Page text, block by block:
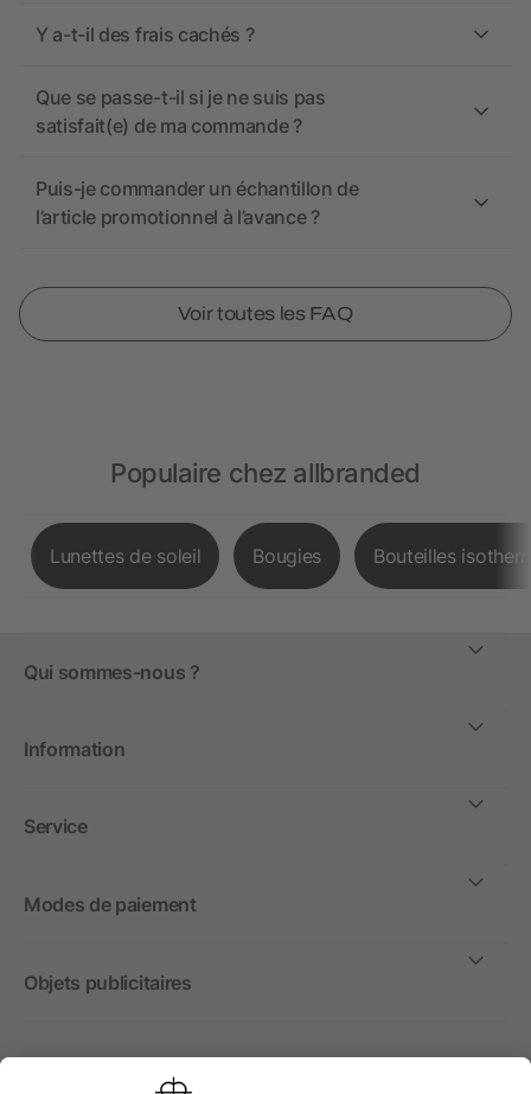
Y a-t-il des frais cachés ?
Que se passe-t-il si je ne suis pas
satisfait(e) de ma commande ?
Puis-je commander un échantillon de
l’article promotionnel à l’avance ?
Voir toutes les FAQ
Populaire chez allbranded
Lunettes de soleil Bougies Bouteilles
Qui sommes-nous ?
Information
Service
Modes de paiement
Objets publicitaires